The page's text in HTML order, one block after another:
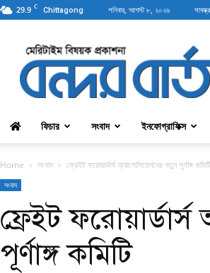
29.9 C Chittagong শনিবার, আগস্ট ৮, ২০২৬
বন্দরবার্তা
ফিচার সংবাদ ইনফোগ্রাফিক্স
Home সংবাদ ফ্রেইট ফরোয়ার্ডার্স অ্যাসোসিয়েশনের নতুন পূর্ণাঙ্গ কমিটি
সংবাদ
ফ্রেইট
পূর্ণাঙ্গ কমিটি